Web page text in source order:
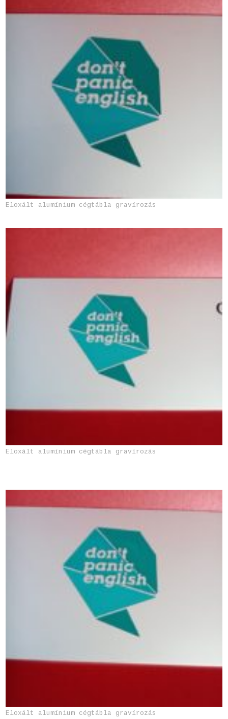
Eloxált alumínium cégtábla gravírozás
Eloxált alumínium cégtábla gravírozás
Eloxált alumínium cégtábla gravírozás